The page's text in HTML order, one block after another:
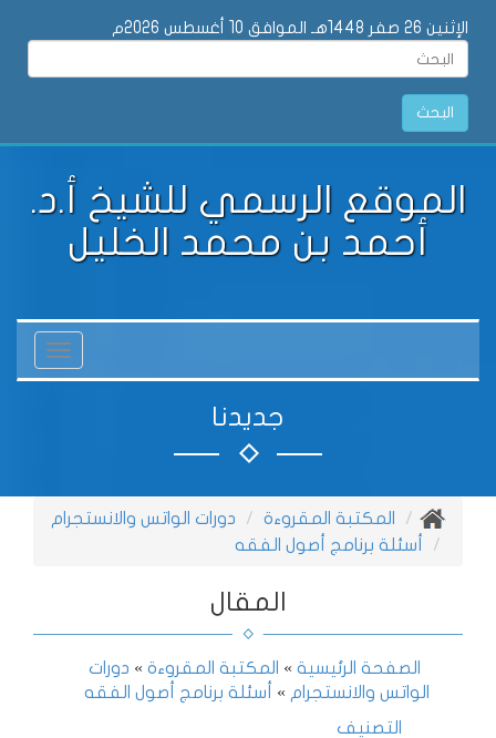
الإثنين 26 صفر 1448هـ الموافق 10 أغسطس 2026م
البحث
الموقع الرسمي للشيخ أ.د.
أحمد بن محمد الخليل
Toggle
جديدنا
المكتبة المقروءة
دورات الواتس والانستجرام
أسئلة برنامج أصول الفقه
المقال
الصفحة الرئيسية » المكتبة المقروءة » دورات
الواتس والانستجرام »
أسئلة برنامج أصول الفقه
التصنيف